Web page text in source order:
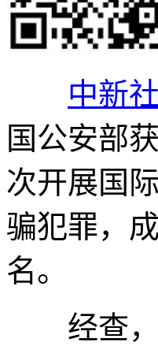
中新社
国公安部
次开展国
骗犯罪，
名。
经查，